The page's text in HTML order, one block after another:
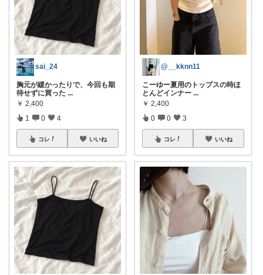
sai_24
胸元が緩かったりで、今回も期
待せずに買った ...
￥ 2,400
1 0 4
コレ いいね
@__kknn11
こーゆー夏用のトップスの時ほ
とんどインナー ...
￥ 2,400
0 0 3
コレ いいね